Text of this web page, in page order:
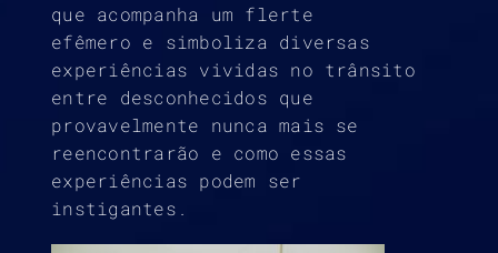
que acompanha um flerte
efêmero e simboliza diversas
experiências vividas no trânsito
entre desconhecidos que
provavelmente nunca mais se
reencontrarão e como essas
experiências podem ser
instigantes.